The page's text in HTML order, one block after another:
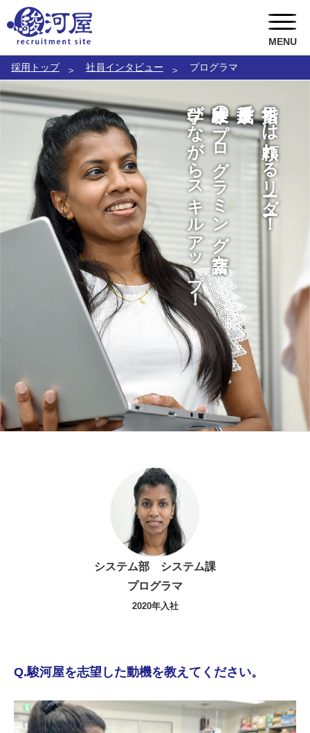
MENU
ABOUT US
駿河屋の風土
CEOメッセージ
総務人事部長メッセージ
COOメッセージ
店舗部副部長メッセージ
社員インタビュー
RECRUITMENT
キャリア採用
ポテンシャル採用
新卒採用
インターンシップ
登録制アルバイト
障がい者雇用
TOPICS
トピックス一覧
駿河屋静岡寮
就職氷河期世代 積極採用中
女性スタッフ 積極採用中
静岡市ってこんな街
お問い合わせ
採用トップ 社員インタビュー プログラマ
学びながらスキルアップ！未経験のプログラミング言語を 成長企業で 目指すは頼れるリーダー！
システム部 システム課
プログラマ
2020年入社
Q.駿河屋を志望した動機を教えてください。